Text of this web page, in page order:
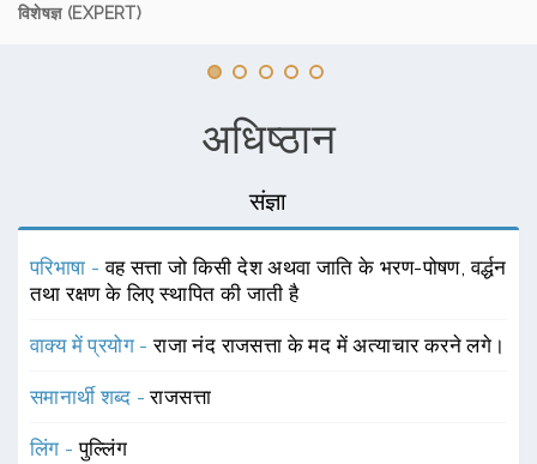
विशेषज्ञ (EXPERT)
अधिष्ठान
संज्ञा
परिभाषा -वह सत्ता जो किसी देश अथवा जाति के भरण-पोषण, वर्द्धन
तथा रक्षण के लिए स्थापित की जाती है
वाक्य में प्रयोग -राजा नंद राजसत्ता के मद में अत्याचार करने लगे।
समानार्थी शब्द -राजसत्ता
लिंग -पुल्लिंग